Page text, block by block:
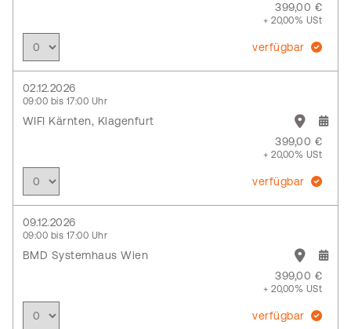
399,00 €
+ 20,00% USt
verfügbar
02.12.2026
09:00 bis 17:00 Uhr
WIFI Kärnten, Klagenfurt
399,00 €
+ 20,00% USt
verfügbar
09.12.2026
09:00 bis 17:00 Uhr
BMD Systemhaus Wien
399,00 €
+ 20,00% USt
verfügbar